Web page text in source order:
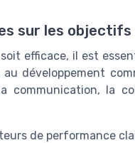
sur les
efficace, il est
au développement
communication, la
de performance